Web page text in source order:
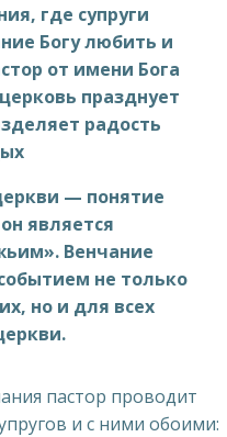
где супруги
Богу любить и
от имени Бога
празднует
радость
— понятие
является
Венчание
не только
но и для всех
пастор проводит
и с ними обоими: